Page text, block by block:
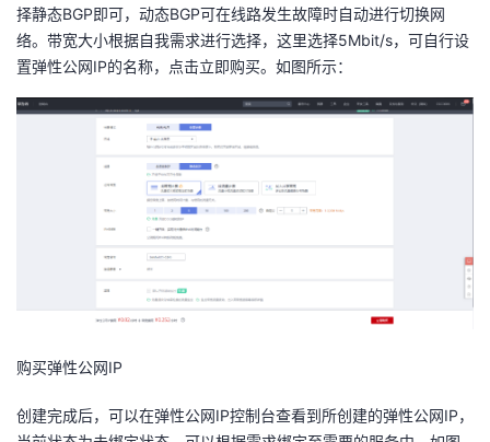
择静态BGP即可，动态BGP可在线路发生故障时自动进行切换网
络。带宽大小根据自我需求进行选择，这里选择5Mbit/s，可自行设
置弹性公网IP的名称，点击立即购买。如图所示：
购买弹性公网IP
创建完成后，可以在弹性公网IP控制台查看到所创建的弹性公网IP，